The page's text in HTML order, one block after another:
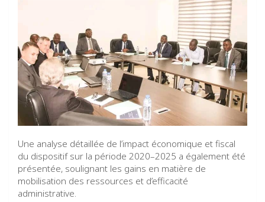
Une analyse détaillée de l’impact économique et fiscal
du dispositif sur la période 2020–2025 a également été
présentée, soulignant les gains en matière de
mobilisation des ressources et d’efficacité
administrative.